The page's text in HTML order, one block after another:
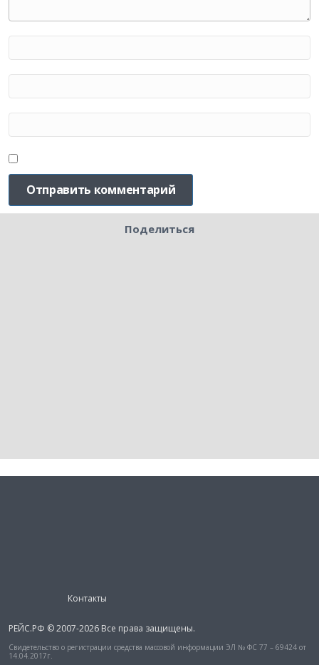
Поделиться
Контакты
РЕЙС.РФ © 2007-2026 Все права защищены.
Свидетельство о регистрации средства массовой информации ЭЛ № ФС 77 – 69424 от
14.04.2017г.